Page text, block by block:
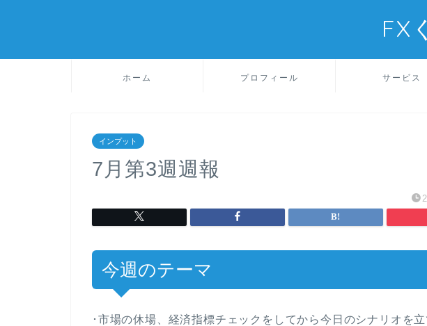
FX
ホーム プロフィール サービス
インプット
7月第3週週報
今週のテーマ
･市場の休場、経済指標チェックをしてから今日のシナリオを立